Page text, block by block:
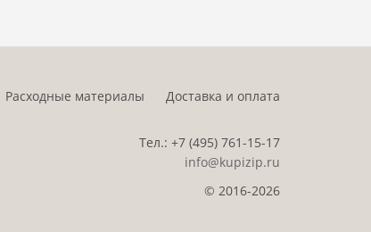
Расходные материалы Доставка и оплата
Тел.: +7 (495) 761-15-17
info@kupizip.ru
© 2016-2026